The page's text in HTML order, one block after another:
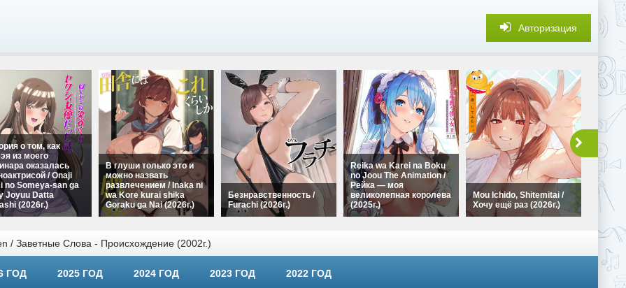
Авторизация
о том, как
из моего
оказалась
/ Onaji
no Someya-san ga
Joyuu Datta
(2026г.)
В глуши только это и
можно назвать
развлечением / Inaka ni
wa Kore kurai shika
Goraku ga Nai (2026г.)
Безнравственность /
Furachi (2026г.)
Reika wa Karei na Boku
no Joou The Animation /
Рейка — моя
великолепная королева
(2025г.)
Mou Ichido, Shitemitai /
Хочу ещё раз (2026г.)
Обмен
Fuufu
/ Заветные Слова - Происхождение (2002г.)
ГОД 2025 ГОД 2024 ГОД 2023 ГОД 2022 ГОД